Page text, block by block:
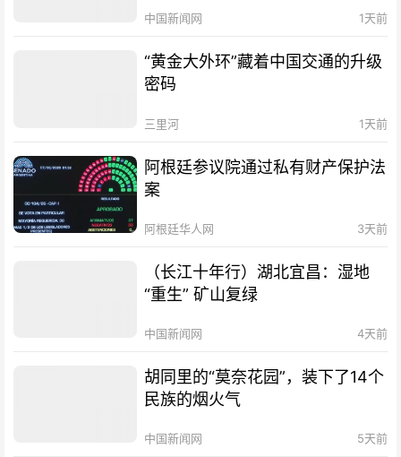
中国新闻网 1天前
“黄金大外环”藏着中国交通的升级
密码
三里河 1天前
阿根廷参议院通过私有财产保护法
案
阿根廷华人网 3天前
（长江十年行）湖北宜昌：湿地
“重生” 矿山复绿
中国新闻网 4天前
胡同里的“莫奈花园”，装下了14个
民族的烟火气
中国新闻网 5天前